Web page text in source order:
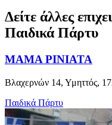
Δείτε άλλες
Παιδικά Πάρτυ
MAMA PINIATA
Βλαχερνών 14, Υμηττός,
Παιδικά Πάρτυ